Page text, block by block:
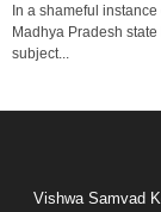
In a shameful
Madhya Pradesh
subject...
Vishwa Samvad